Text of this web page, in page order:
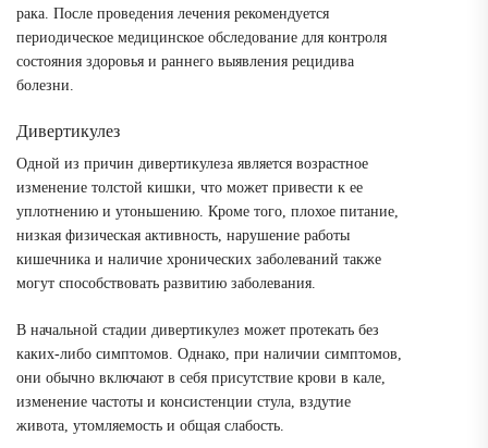
рака. После проведения лечения рекомендуется
периодическое медицинское обследование для контроля
состояния здоровья и раннего выявления рецидива
болезни.
Дивертикулез
Одной из причин дивертикулеза является возрастное
изменение толстой кишки, что может привести к ее
уплотнению и утоньшению. Кроме того, плохое питание,
низкая физическая активность, нарушение работы
кишечника и наличие хронических заболеваний также
могут способствовать развитию заболевания.
В начальной стадии дивертикулез может протекать без
каких-либо симптомов. Однако, при наличии симптомов,
они обычно включают в себя присутствие крови в кале,
изменение частоты и консистенции стула, вздутие
живота, утомляемость и общая слабость.